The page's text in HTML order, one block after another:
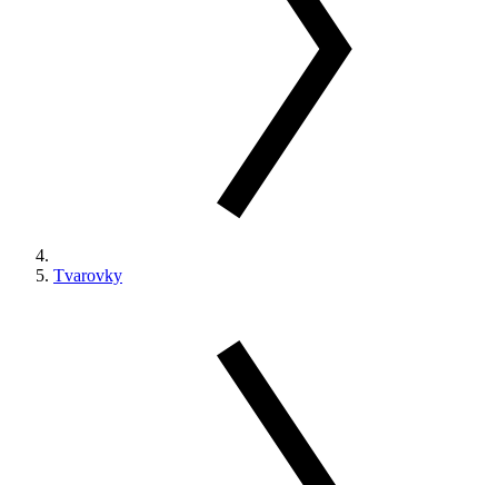
Tvarovky